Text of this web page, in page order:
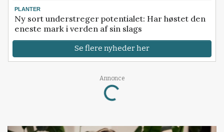
PLANTER
Ny sort understreger potentialet: Har høstet den
eneste mark i verden af sin slags
Se flere nyheder her
Annonce
Loading...